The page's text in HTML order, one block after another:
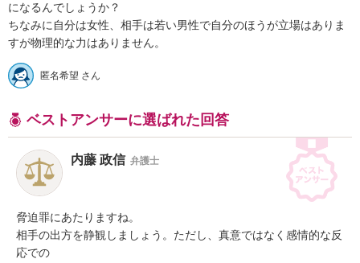
になるんでしょうか？
ちなみに自分は女性、相手は若い男性で自分のほうが立場はありま
すが物理的な力はありません。
匿名希望 さん
ベストアンサーに選ばれた回答
内藤 政信 弁護士
脅迫罪にあたりますね。
相手の出方を静観しましょう。ただし、真意ではなく感情的な反
応での